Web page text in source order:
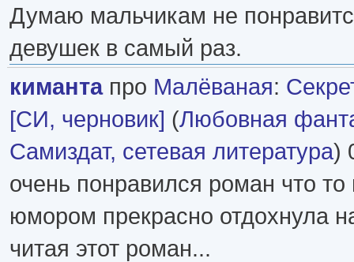
Думаю мальчикам не
девушек в самый раз.
кимантапро Малёваная:
[СИ, черновик] (Любовная
Самиздат, сетевая литература)
очень понравился роман что то
юмором прекрасно отдохнула
читая этот роман...